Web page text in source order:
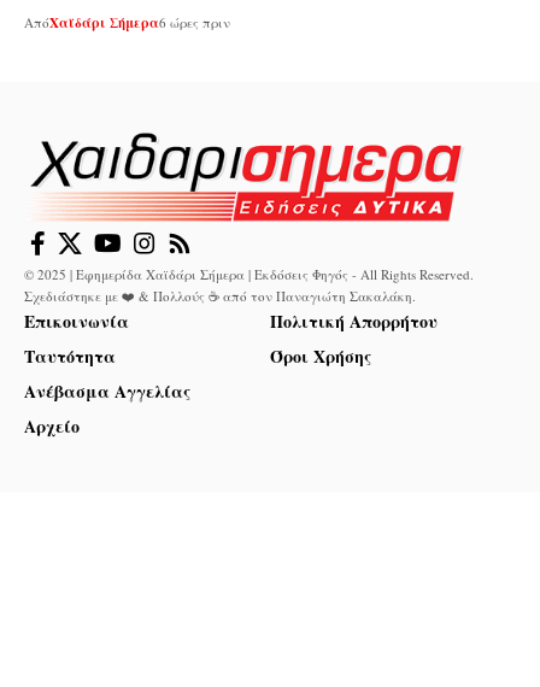
ΑπόΧαϊδάρι Σήμερα6 ώρες πριν
© 2025 | Εφημερίδα Χαϊδάρι Σήμερα | Εκδόσεις Φηγός - All Rights Reserved.
Σχεδιάστηκε με ❤️ & Πολλούς ☕ από τον Παναγιώτη Σακαλάκη
Επικοινωνία
Ταυτότητα
Ανέβασμα Αγγελίας
Αρχείο
Πολιτική Απορρήτου
Όροι Χρήσης